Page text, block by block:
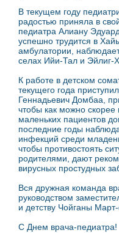
В текущем году
радостью приняла в
педиатра Алиану
успешно трудится в
амбулатории,
селах Ийи-Тал и Эйлиг-
К работе в детском
текущего года
Геннадьевич Домбаа,
чтобы как можно скорее
маленьких пациентов
последние годы
инфекций среди
чтобы противостоять
родителями, дают
вирусных простудных
Вся дружная команда
руководством
и детству Чойганы
С Днем врача-педиатра!